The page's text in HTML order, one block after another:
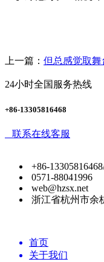
上一篇： 但总感觉取舞
24小时全国服务热线
+86-13305816468
联系在线客服
+86-
0571-88041996
web@hzsx.net
浙江省杭州市余
首页
关于我们